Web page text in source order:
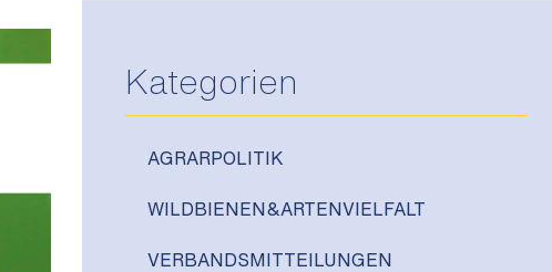
Kategorien
AGRARPOLITIK
WILDBIENEN&ARTENVIELFALT
VERBANDSMITTEILUNGEN